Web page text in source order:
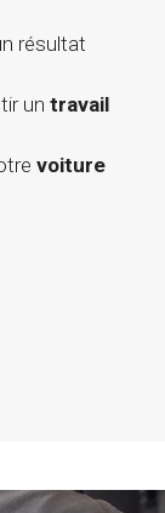
résultat
un travail
voiture